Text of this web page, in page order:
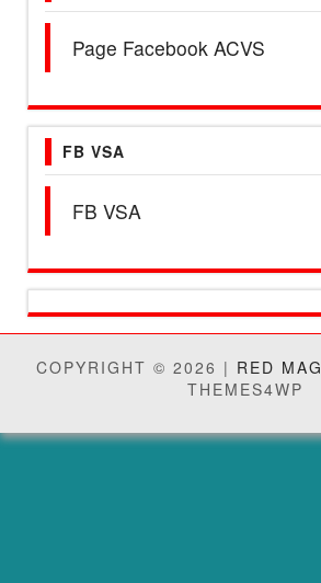
Page Facebook ACVS
FB VSA
FB VSA
COPYRIGHT © 2026 | RED MAG
THEMES4WP